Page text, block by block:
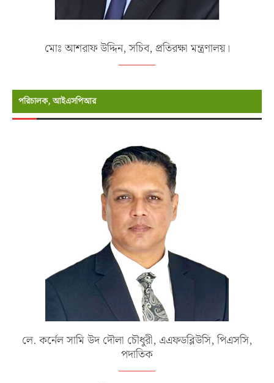
মোঃ আশরাফ উদ্দিন, সচিব, প্রতিরক্ষা মন্ত্রণালয়।
পরিচালক, আইএসপিআর
লে. কর্নেল সামি উদ দৌলা চৌধুরী, এএফডব্লিউসি, পিএসসি,
পদাতিক